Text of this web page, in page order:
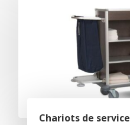
Chariots de service